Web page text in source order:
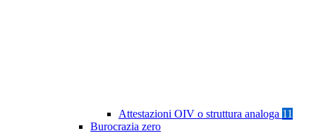
Attestazioni OIV o struttura analoga 11
Burocrazia zero